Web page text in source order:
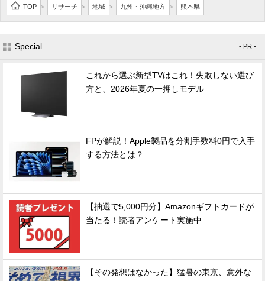
TOP > リサーチ > 地域 > 九州・沖縄地方 > 熊本県
Special - PR -
これから選ぶ新型TVはこれ！失敗しない選び
方と、2026年夏の一押しモデル
FPが解説！Apple製品を分割手数料0円で入手
する方法とは？
【抽選で5,000円分】Amazonギフトカードが
当たる！読者アンケート実施中
【その発想はなかった】猛暑の東京、意外な